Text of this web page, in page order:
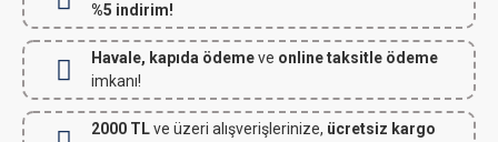
%5 indirim!
Havale, kapıda ödemeve online taksitle ödeme
imkanı!
2000 TLve üzeri alışverişlerinize, ücretsiz kargo